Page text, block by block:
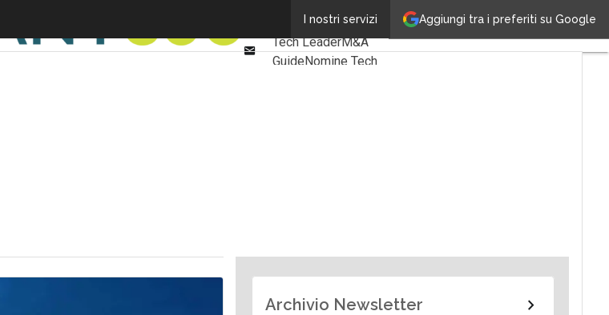
Aggiungi tra i preferiti su Google
I nostri servizi
Email
Ultimi articoli
Tech LeaderM&A
GuideNomine Tech
Archivio Newsletter